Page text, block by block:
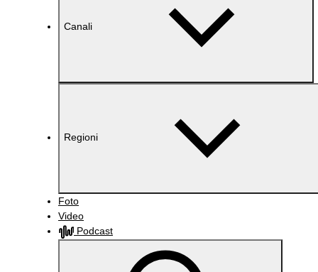
Canali
Regioni
Foto
Video
Podcast